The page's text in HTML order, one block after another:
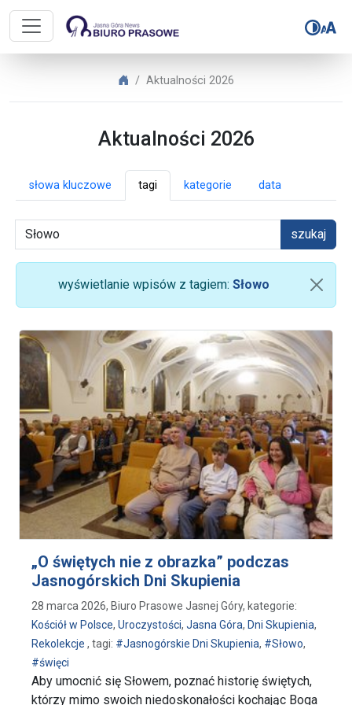
Biuro Prasowe Jasnej Góry –
Biuro Prasowe Jasnej Góry
Aktualności 2026
Aktualności 2026
słowa kluczowe tagi kategorie data
szukaj
wyświetlanie wpisów z tagiem: Słowo
„O świętych nie z obrazka” podczas
Jasnogórskich Dni Skupienia
28 marca 2026, Biuro Prasowe Jasnej Góry, kategorie:
Kościół w Polsce, Uroczystości, Jasna Góra, Dni Skupienia,
Rekolekcje , tagi: #Jasnogórskie Dni Skupienia, #Słowo,
#święci
Aby umocnić się Słowem, poznać historię świętych,
którzy mimo swoich niedoskonałości kochając Boga